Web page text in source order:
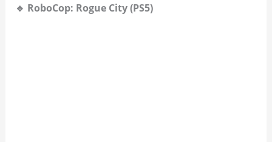
🔹 RoboCop: Rogue City (PS5)